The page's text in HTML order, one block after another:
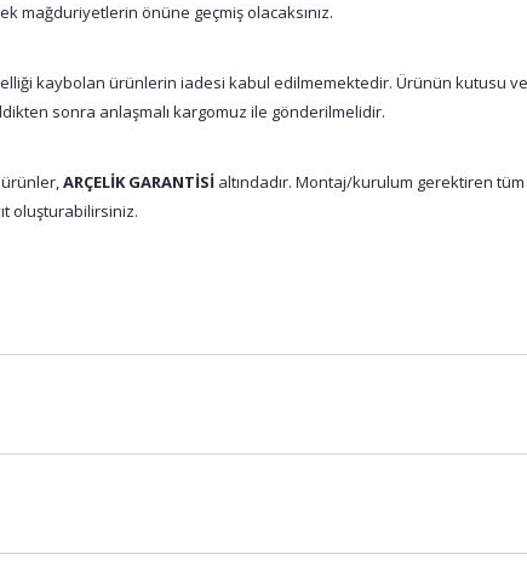
mağduriyetlerin önüne geçmiş olacaksınız.
kaybolan ürünlerin iadesi kabul edilmemektedir. Ürünün kutusu
sonra anlaşmalı kargomuz ile gönderilmelidir.
ürünler,ARÇELİK GARANTİSİ altındadır. Montaj/kurulum gerektiren
oluşturabilirsiniz.